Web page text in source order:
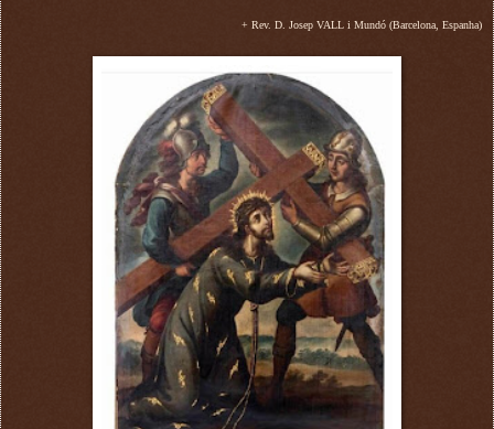
+ Rev. D. Josep VALL i Mundó (Barcelona, Espanha)